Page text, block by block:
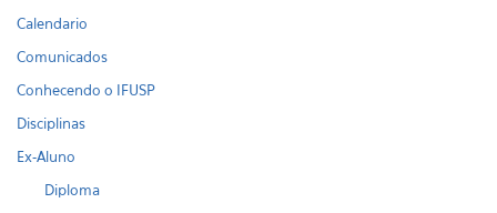
Calendario
Comunicados
Conhecendo o IFUSP
Disciplinas
Ex-Aluno
Diploma